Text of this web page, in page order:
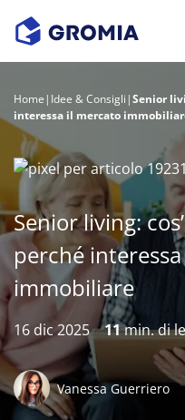
Home | Idee & Consigli |Senior
interessa il mercato
Senior living:
perché
immobiliare
16 dic 2025 11min. di
Vanessa Guerriero